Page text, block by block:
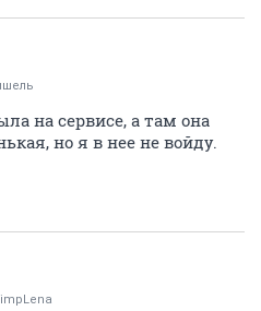
на сервисе, а там она
но я в нее не войду.